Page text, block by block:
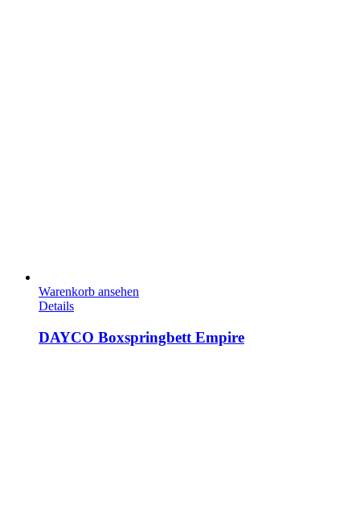
Warenkorb ansehen
Details
DAYCO Boxspringbett Empire